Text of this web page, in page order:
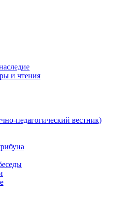
и чтения
педагогический вестник)